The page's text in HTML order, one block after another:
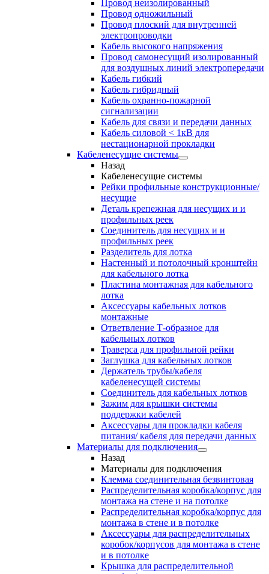
Провод неизолированный
Провод одножильный
Провод плоский для внутренней
электропроводки
Кабель высокого напряжения
Провод самонесущий изолированный
для воздушных линий электропередачи
Кабель гибкий
Кабель гибридный
Кабель охранно-пожарной
сигнализации
Кабель для связи и передачи данных
Кабель силовой < 1кВ для
нестационарной прокладки
Кабеленесущие системы
Назад
Кабеленесущие системы
Рейки профильные конструкционные/
несущие
Деталь крепежная для несущих и и
профильных реек
Соединитель для несущих и и
профильных реек
Разделитель для лотка
Настенный и потолочный кронштейн
для кабельного лотка
Пластина монтажная для кабельного
лотка
Аксессуары кабельных лотков
монтажные
Ответвление Т-образное для
кабельных лотков
Траверса для профильной рейки
Заглушка для кабельных лотков
Держатель трубы/кабеля
кабеленесущей системы
Соединитель для кабельных лотков
Зажим для крышки системы
поддержки кабелей
Аксессуары для прокладки кабеля
питания/ кабеля для передачи данных
Материалы для подключения
Назад
Материалы для подключения
Клемма соединительная безвинтовая
Распределительная коробка/корпус для
монтажа на стене и на потолке
Распределительная коробка/корпус для
монтажа в стене и в потолке
Аксессуары для распределительных
коробок/корпусов для монтажа в стене
и в потолке
Крышка для распределительной